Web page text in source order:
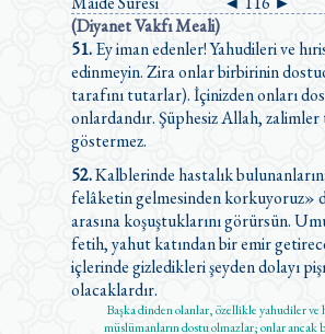
(Diyanet Vakfı Meali)
51.Ey iman edenler! Yahudileri ve
edinmeyin. Zira onlar birbirinin
tarafını tutarlar). İçinizden onları
onlardandır. Şüphesiz Allah,
göstermez.
52.Kalblerinde hastalık
felâketin gelmesinden korkuyoruz»
arasına koşuştuklarını görürsün.
fetih, yahut katından bir emir
içlerinde gizledikleri şeyden dolayı
olacaklardır.
Başka dinden olanlar, özellikle yahudiler ve
müslümanların dostu olmazlar; onlar